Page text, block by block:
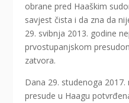
obrane pred Haaškim
savjest čista i da zna da
29. svibnja 2013. godine
prvostupanjskom
zatvora.
Dana 29. studenoga
presude u Haagu